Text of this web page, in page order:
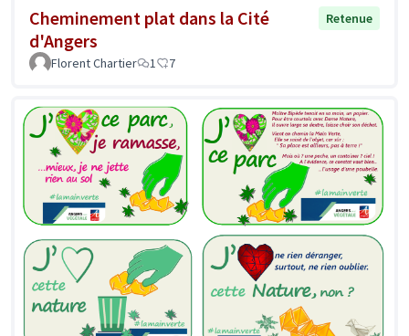
Cheminement plat dans la Cité
d'Angers
Retenue
Florent Chartier 1 7